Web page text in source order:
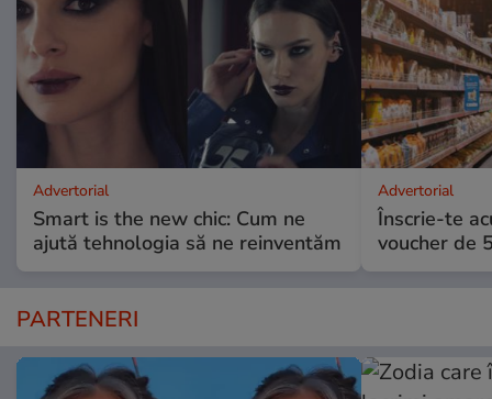
Advertorial
Smart is the new chic: Cum ne
ajută tehnologia să ne reinventăm
Advertorial
Înscrie-te
voucher de
PARTENERI